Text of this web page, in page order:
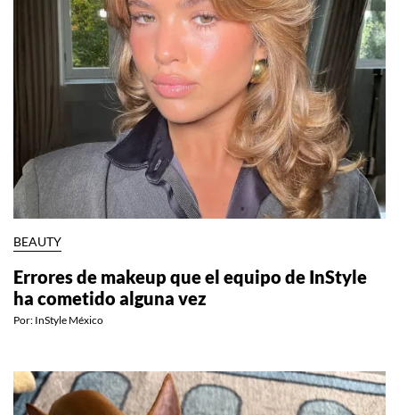
BEAUTY
Errores de makeup que el equipo de InStyle
ha cometido alguna vez
Por: InStyle México